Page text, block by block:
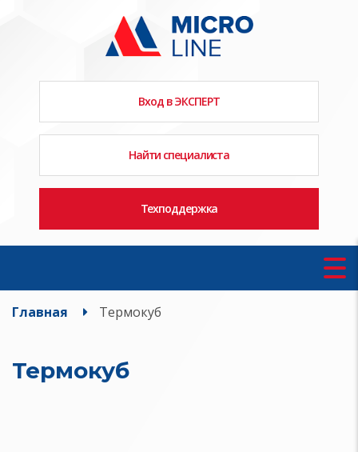
Вход в ЭКСПЕРТ
Найти специалиста
Техподдержка
Главная Термокуб
Термокуб